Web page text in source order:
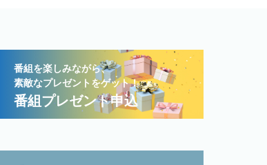
番組を楽しみながら、
素敵なプレゼントをゲット！
番組プレゼント申込